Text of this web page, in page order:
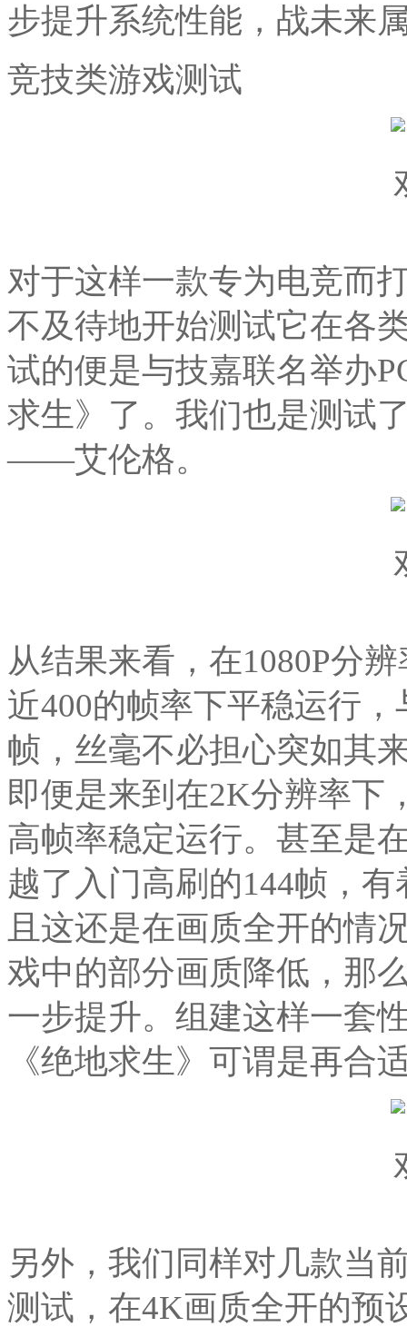
步提升系统性能，战未来
竞技类游戏测试
对于这样一款专为电竞而
不及待地开始测试它在各
试的便是与技嘉联名举办
求生》了。我们也是测试
——艾伦格。
从结果来看，在1080P分
近400的帧率下平稳运行
帧，丝毫不必担心突如其
即便是来到在2K分辨率下
高帧率稳定运行。甚至是
越了入门高刷的144帧，
且这还是在画质全开的情
戏中的部分画质降低，那
一步提升。组建这样一套
《绝地求生》可谓是再合
另外，我们同样对几款当
测试，在4K画质全开的预